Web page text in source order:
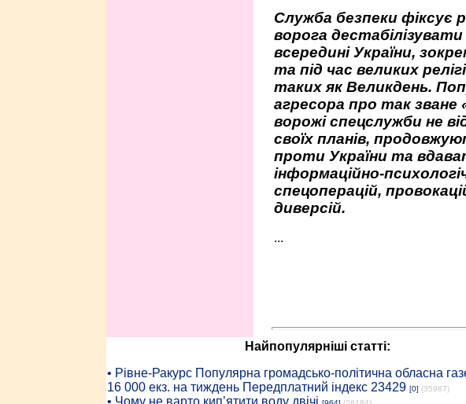
Служба безпеки фіксує
ворога
всередині України,
та під час великих
таких як Великдень.
агресора про так зване
ворожі спецслужби не
своїх планів,
проти України та
інформаційно-
спецоперацій,
диверсій.
...
Найпопулярніші статті:
• Рiвне-Ракурс Популярна громадсько-політична обласна
16 000 екз. на тиждень Передплатний індекс 23429 [0] (35987)
• Чому не варто кип’ятити воду двічі